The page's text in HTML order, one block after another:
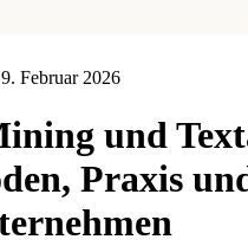
Februar 2026
und
Praxis